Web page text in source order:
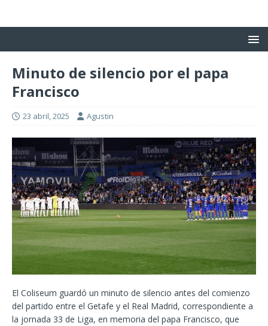
Minuto de silencio por el papa
Francisco
23 abril, 2025 Agustin
El Coliseum guardó un minuto de silencio antes del comienzo
del partido entre el Getafe y el Real Madrid, correspondiente a
la jornada 33 de Liga, en memoria del papa Francisco, que